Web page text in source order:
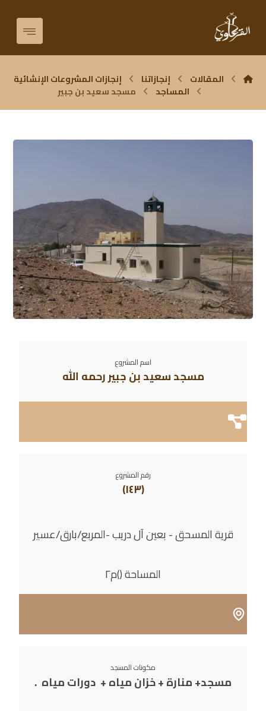
المقالات إنجازاتنا
إنجازات المشروعات الإنشائية
المساجد
مسجد سعيد بن جبير
اسم المشروع
مسجد سعيد بن جبير رحمه الله
رقم المشروع
(١٤٣)
قرية المسحق - بعين آل دريب -المربع/بارق/عسير
المساحة ()م٢
مكونات المسجد
مسجد+ منارة + خزان مياه + دورات مياه .